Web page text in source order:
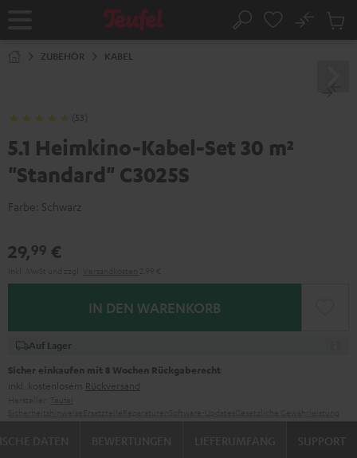
Startseite Suche
No
ZUBEHÖR KABEL
(53)
5.1 Heimkino-Kabel-Set 30 m²
"Standard" C3025S
Farbe: Schwarz
29,99 €
IN DEN WARENKORB
Auf Lager
Sicher einkaufen mit 8 Wochen Rückgaberecht
inkl. kostenlosem Rückversand
SUPPORT